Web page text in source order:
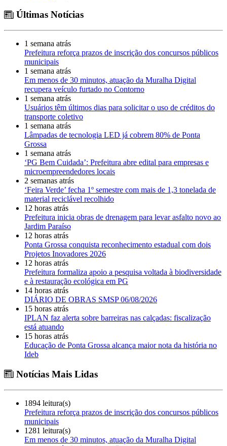
Últimas Notícias
1 semana atrás
Prefeitura reforça prazos de inscrição dos concursos públicos
municipais
1 semana atrás
Em menos de 30 minutos, atuação da Muralha Digital
recupera veículo furtado no Contorno
1 semana atrás
Usuários têm últimos dias para solicitar o uso de créditos do
transporte coletivo
1 semana atrás
Lâmpadas de tecnologia LED já cobrem 80% de Ponta
Grossa
1 semana atrás
‘PG Bem Cuidada’: Prefeitura abre edital para empresas e
microempreendedores locais
2 semanas atrás
‘Feira Verde’ fecha 1º semestre com mais de 1,3 tonelada de
material reciclável recolhido
12 horas atrás
Prefeitura inicia obras de drenagem para levar asfalto novo ao
Jardim Paraíso
12 horas atrás
Ponta Grossa conquista reconhecimento estadual com dois
Projetos Inovadores 2026
12 horas atrás
Prefeitura formaliza apoio a pesquisa voltada à biodiversidade
e à restauração ecológica em PG
14 horas atrás
DIÁRIO DE OBRAS SMSP 06/08/2026
15 horas atrás
IPLAN faz alerta sobre barreiras nas calçadas: fiscalização
está atuando
15 horas atrás
Educação de Ponta Grossa alcança maior nota da história no
Ideb
Notícias Mais Lidas
1894 leitura(s)
Prefeitura reforça prazos de inscrição dos concursos públicos
municipais
1281 leitura(s)
Em menos de 30 minutos, atuação da Muralha Digital